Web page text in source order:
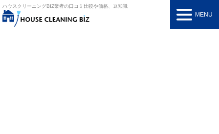
ハウスクリーニングBIZ業者の口コミ比較や価格、豆知識
MENU